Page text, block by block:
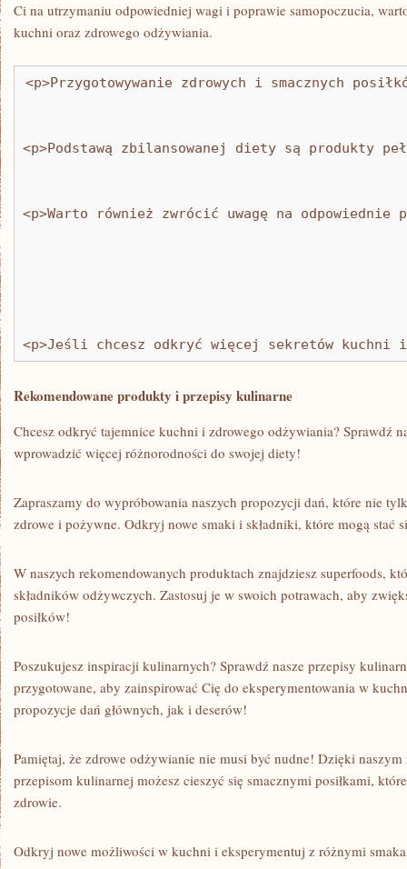
‍Ci na utrzymaniu odpowiedniej ⁢wagi⁢ i ​poprawie samopoczucia,
kuchni oraz zdrowego odżywiania.
<p>Przygotowywanie zdrowych i smacznych
<p>Podstawą zbilansowanej diety są produkty
<p>Warto również zwrócić uwagę na
<p>Jeśli chcesz odkryć więcej sekretów kuchni
Rekomendowane produkty i przepisy kulinarne
Chcesz odkryć‌ tajemnice kuchni ⁣i⁤ zdrowego odżywiania? Sprawdź
wprowadzić więcej różnorodności ‍do‍ swojej diety!
Zapraszamy do wypróbowania naszych⁣ propozycji dań, które⁢ nie
zdrowe i pożywne.⁤ Odkryj nowe smaki i składniki, które mogą stać
W ‍naszych rekomendowanych produktach znajdziesz ⁢superfoods,
składników​ odżywczych. Zastosuj je w swoich⁢ potrawach, aby
posiłków!
Poszukujesz inspiracji kulinarnych? ​Sprawdź nasze przepisy⁣
przygotowane, ⁣aby ⁤zainspirować Cię do eksperymentowania w
propozycje dań​ głównych, jak i deserów!
Pamiętaj, że zdrowe odżywianie nie musi być ⁢nudne! Dzięki
przepisom ⁣kulinarnej możesz cieszyć‌ się​ smacznymi posiłkami,
zdrowie.
Odkryj nowe możliwości w kuchni​ i eksperymentuj ‍z różnymi